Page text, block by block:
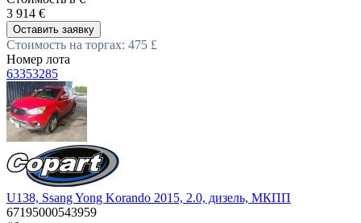
3 914 €
Оставить заявку
Стоимость на торгах: 475 £
Номер лота
63353285
U138, Ssang Yong Korando 2015, 2.0, дизель, МКПП
67195000543959